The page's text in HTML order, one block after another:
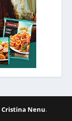
Cristina Nenu.